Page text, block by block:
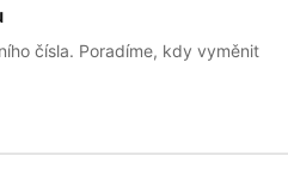
čísla. Poradíme, kdy vyměnit